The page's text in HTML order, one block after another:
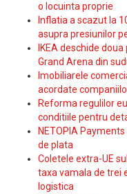
o locuinta proprie
Inflatia a scazut la
asupra presiunilor
IKEA deschide
Grand Arena din
Imobiliarele
acordate
Reforma regulilor
conditiile pentru
NETOPIA
de plata
Coletele extra-UE
taxa vamala de trei
logistica